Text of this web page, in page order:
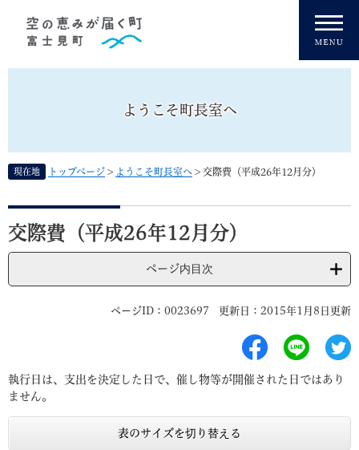
ようこそ町長室へ
現在地 トップページ > ようこそ町長室へ > 交際費（平成26年12月分）
本
文
交際費（平成26年12月分）
ページ内目次
ページID：0023697 更新日：2015年1月8日更新
執行日は、支出を決定した日で、催し物等が開催された日ではあり
ません。
表のサイズを切り替える